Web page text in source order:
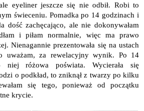
eyeliner jeszcze się nie odbił. Robi to
świeceniu. Pomadka po 14 godzinach i
dość zachęcająco, ale nie dokonywałam
i piłam normalnie, więc ma prawo
Nienagannie prezentowała się na ustach
uważam, za rewelacyjny wynik. Po 14
niej różowa poświata. Wycierała się
o podkład, to zniknął z twarzy po kilku
się tego, ponieważ od początku
krycie.